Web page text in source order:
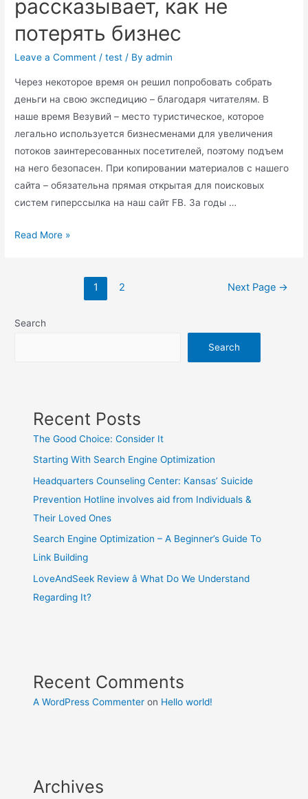
похудения
рассказывает, как не
потерять бизнес
Leave a Comment /test / Byadmin
Через некоторое время он решил попробовать собрать
деньги на свою экспедицию – благодаря читателям. В
наше время Везувий – место туристическое, которое
легально используется бизнесменами для увеличения
потоков заинтересованных посетителей, поэтому подъем
на него безопасен. При копировании материалов с нашего
сайта – обязательна прямая открытая для поисковых
систем гиперссылка на наш сайт FB. За годы …
Залезайте
рассказывает,
Read More »
1 2 Next Page →
Search
Search
Recent Posts
The Good Choice: Consider It
Starting With Search Engine Optimization
Headquarters Counseling Center: Kansas’ Suicide
Prevention Hotline involves aid from Individuals &
Their Loved Ones
Search Engine Optimization – A Beginner’s Guide To
Link Building
LoveAndSeek Review â What Do We Understand
Regarding It?
Recent Comments
A WordPress Commenter on Hello world!
Archives